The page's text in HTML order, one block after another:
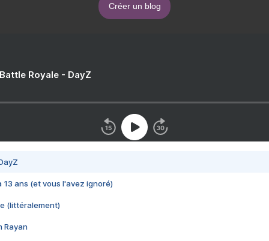
Créer un blog
Royale - DayZ
13 ans (et vous l'avez ignoré)
(littéralement)
Rayan